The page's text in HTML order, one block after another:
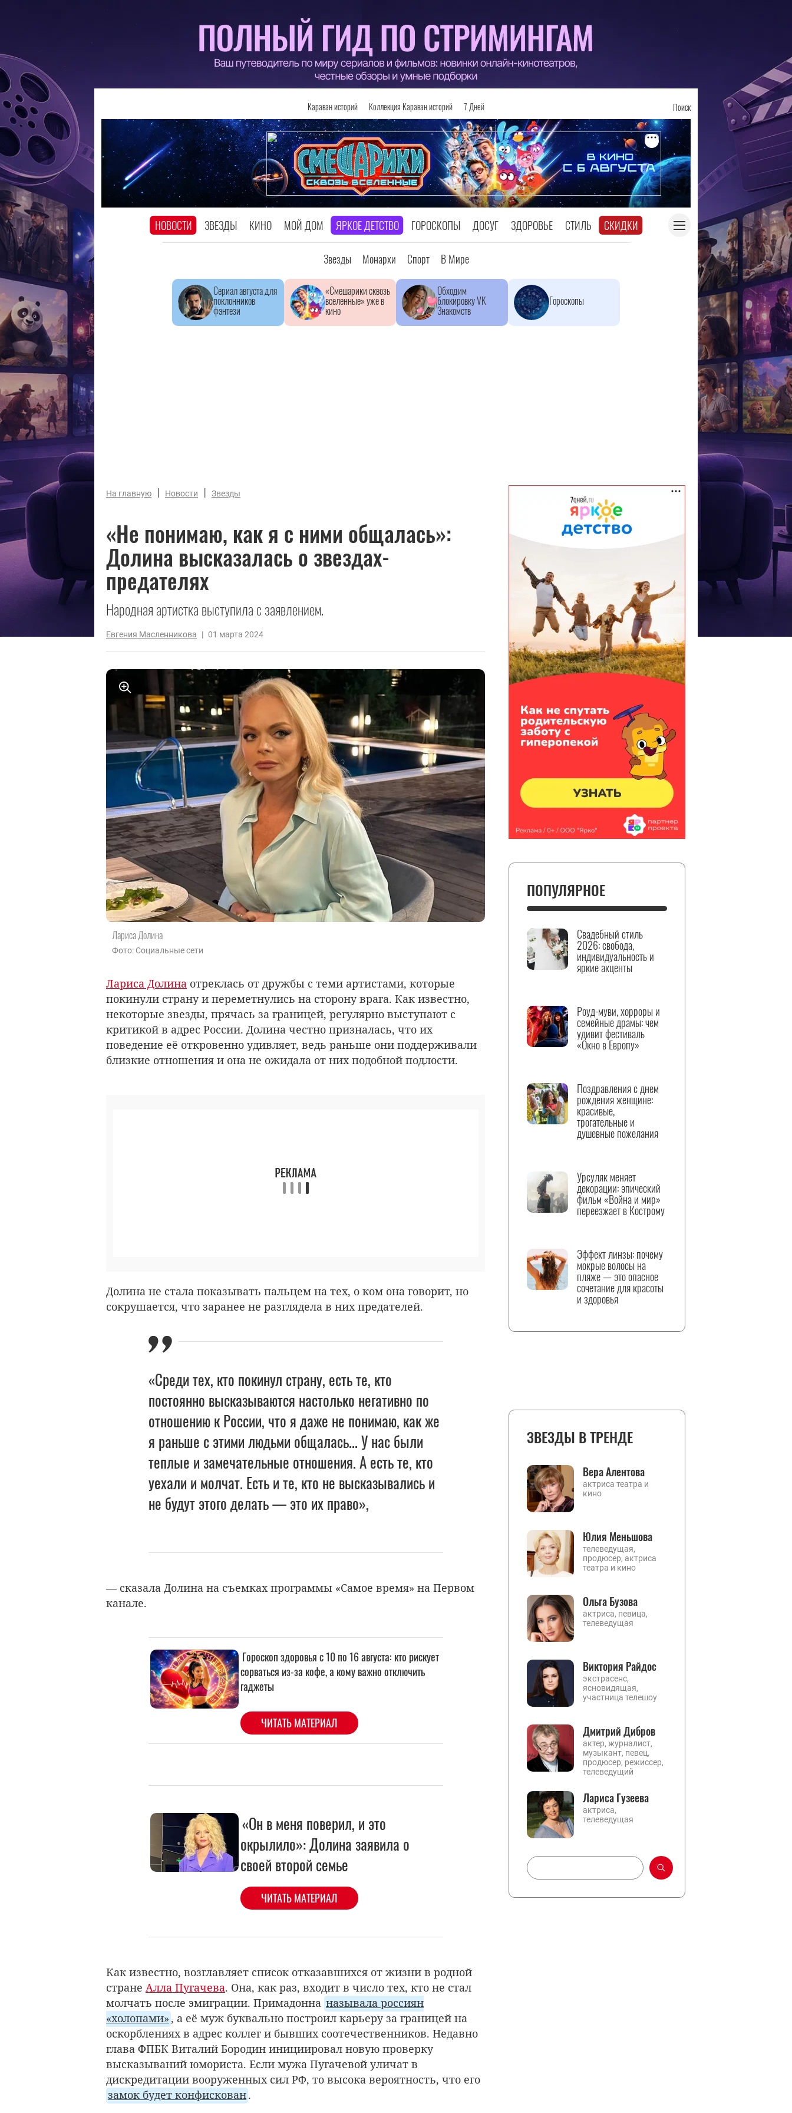
Караван историй Коллекция Караван историй 7 Дней Поиск
НОВОСТИ ЗВЕЗДЫ КИНО МОЙ ДОМ ЯРКОЕ ДЕТСТВО ГОРОСКОПЫ ДОСУГ ЗДОРОВЬЕ СТИЛЬ СКИДКИ
Звезды Монархи Спорт В Мире
Сериал августа для
поклонников
фэнтези
«Смешарики сквозь
вселенные» уже в
кино
Обходим
блокировку VK
Знакомств
Гороскопы
На главную | Новости | Звезды
«Не понимаю, как я с ними общалась»:
Долина высказалась о звездах-
предателях
Народная артистка выступила с заявлением.
Евгения Масленникова | 01 марта 2024
Лариса Долина
Фото: Социальные сети
Лариса Долина отреклась от дружбы с теми артистами, которые
покинули страну и переметнулись на сторону врага. Как известно,
некоторые звезды, прячась за границей, регулярно выступают с
критикой в адрес России. Долина честно призналась, что их
поведение её откровенно удивляет, ведь раньше они поддерживали
близкие отношения и она не ожидала от них подобной подлости.
Долина не стала показывать пальцем на тех, о ком она говорит, но
сокрушается, что заранее не разглядела в них предателей.
«Среди тех, кто покинул страну, есть те, кто
постоянно высказываются настолько негативно по
отношению к России, что я даже не понимаю, как же
я раньше с этими людьми общалась... У нас были
теплые и замечательные отношения. А есть те, кто
уехали и молчат. Есть и те, кто не высказывались и
не будут этого делать — это их право»,
— сказала Долина на съемках программы «Самое время» на Первом
канале.
«Он в меня поверил, и это
окрылило»: Долина заявила о
своей второй семье
ЧИТАТЬ МАТЕРИАЛ
Как известно, возглавляет список отказавшихся от жизни в родной
стране Алла Пугачева. Она, как раз, входит в число тех, кто не стал
молчать после эмиграции. Примадонна называла россиян
«холопами» , а её муж буквально построил карьеру за границей на
оскорблениях в адрес коллег и бывших соотечественников. Недавно
глава ФПБК Виталий Бородин инициировал новую проверку
высказываний юмориста. Если мужа Пугачевой уличат в
дискредитации вооруженных сил РФ, то высока вероятность, что его
замок будет конфискован.
ПОПУЛЯРНОЕ
Свадебный стиль
2026: свобода,
индивидуальность и
яркие акценты
Роуд-муви, хорроры и
семейные драмы: чем
удивит фестиваль
«Окно в Европу»
Поздравления с днем
рождения женщине:
красивые,
трогательные и
душевные пожелания
Урсуляк меняет
декорации: эпический
фильм «Война и мир»
переезжает в Кострому
Эффект линзы: почему
мокрые волосы на
пляже — это опасное
сочетание для красоты
и здоровья
ЗВЕЗДЫ В ТРЕНДЕ
Вера Алентова
актриса театра и
кино
Юлия Меньшова
телеведущая,
продюсер, актриса
театра и кино
Ольга Бузова
актриса, певица,
телеведущая
Виктория Райдос
экстрасенс,
ясновидящая,
участница телешоу
Дмитрий Дибров
актер, журналист,
музыкант, певец,
продюсер, режиссер,
телеведущий
Лариса Гузеева
актриса,
телеведущая